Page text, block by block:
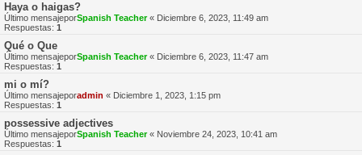
Haya o haigas?
Último mensajeporSpanish Teacher« Diciembre 6, 2023, 11:49 am
Respuestas: 1
Qué o Que
Último mensajeporSpanish Teacher« Diciembre 6, 2023, 11:47 am
Respuestas: 1
mi o mí?
Último mensajeporadmin « Diciembre 1, 2023, 1:15 pm
Respuestas: 1
possessive adjectives
Último mensajeporSpanish Teacher« Noviembre 24, 2023, 10:41 am
Respuestas: 1